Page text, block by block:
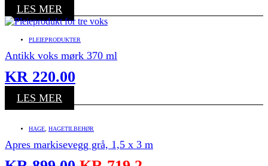
LES MER
PLEIEPRODUKTER
Antikk voks mørk 370 ml
KR 220.00
LES MER
HAGE HAGETILBEHØR
Apres markisevegg grå, 1,5 x 3 m